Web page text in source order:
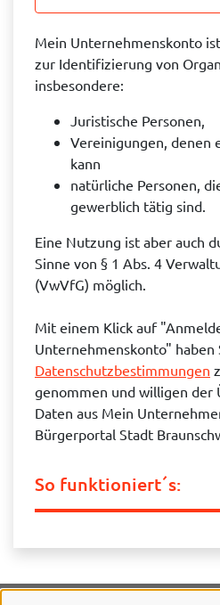
Mein Unternehmenskonto
zur Identifizierung von
insbesondere:
Juristische Personen,
Vereinigungen, denen
kann
natürliche Personen,
gewerblich tätig sind.
Eine Nutzung ist aber auch
Sinne von § 1 Abs. 4
(VwVfG) möglich.
Mit einem Klick auf
Unternehmenskonto" haben
Datenschutzbestimmungen
genommen und willigen
Daten aus Mein
Bürgerportal Stadt
So funktioniert´s: